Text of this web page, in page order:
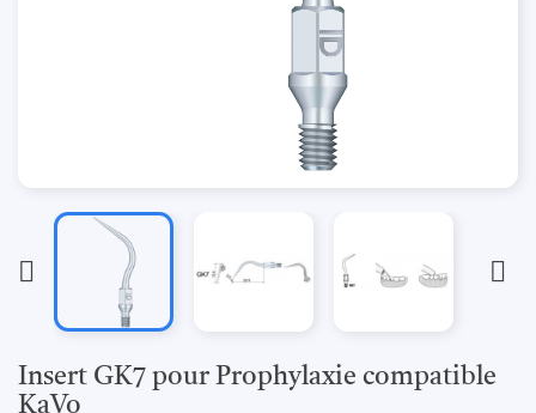
 
Insert GK7 pour Prophylaxie compatible
KaVo